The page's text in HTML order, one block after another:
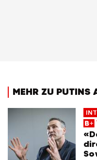
MEHR ZU PUTINS